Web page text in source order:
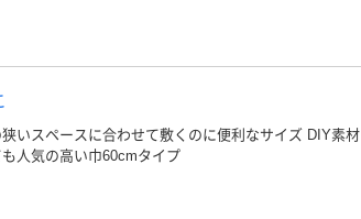
いスペースに合わせて敷くのに便利なサイズ DIY素材
人気の高い巾60cmタイプ